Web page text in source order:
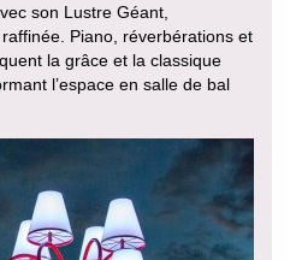
son Lustre Géant,
raffinée. Piano, réverbérations et
la grâce et la classique
l’espace en salle de bal